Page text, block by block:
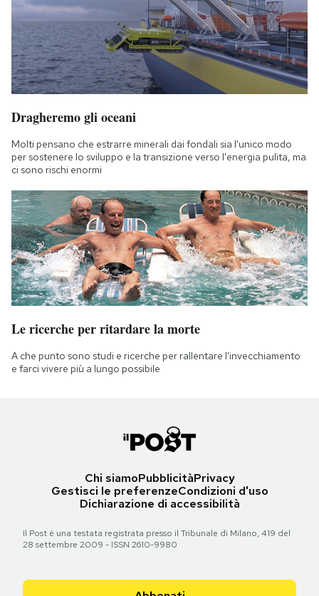
Dragheremo gli oceani
Molti pensano che estrarre minerali dai fondali sia l'unico modo
per sostenere lo sviluppo e la transizione verso l'energia pulita, ma
ci sono rischi enormi
Le ricerche per ritardare la morte
A che punto sono studi e ricerche per rallentare l'invecchiamento
e farci vivere più a lungo possibile
Chi siamoPubblicitàPrivacy
Gestisci le preferenzeCondizioni d'uso
Dichiarazione di accessibilità
Il Post è una testata registrata presso il Tribunale di Milano, 419 del
28 settembre 2009 - ISSN 2610-9980